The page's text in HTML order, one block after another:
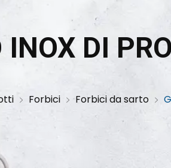
INOX DI
Forbici Forbici da sarto